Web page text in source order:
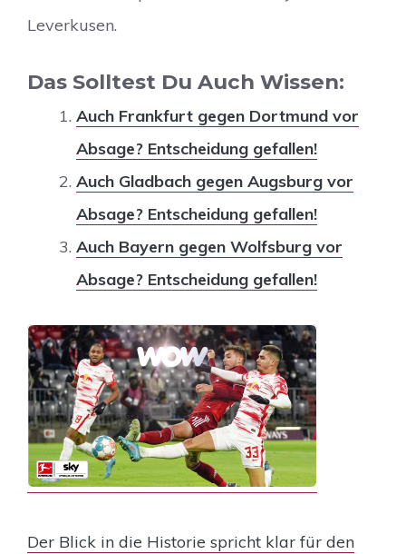
Leverkusen.
Das Solltest Du Auch Wissen:
Auch Frankfurt gegen Dortmund vor
Absage? Entscheidung gefallen!
Auch Gladbach gegen Augsburg vor
Absage? Entscheidung gefallen!
Auch Bayern gegen Wolfsburg vor
Absage? Entscheidung gefallen!
Der Blick in die Historie spricht klar für den